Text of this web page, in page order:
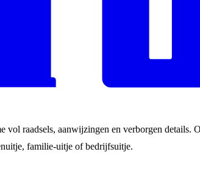
vol raadsels, aanwijzingen en verborgen
familie-uitje of bedrijfsuitje.